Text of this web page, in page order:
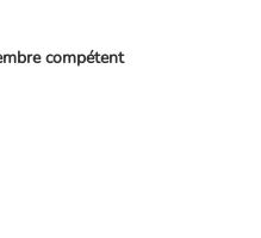
compétent